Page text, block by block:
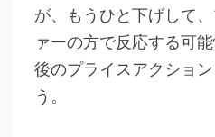
が、もうひと下げして
ァーの方で反応する可
後のプライスアクショ
う。